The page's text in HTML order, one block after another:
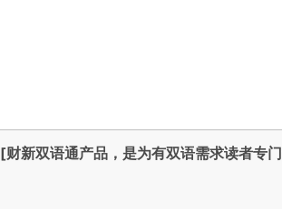
[财新双语通产品，是为有双语需求读者专